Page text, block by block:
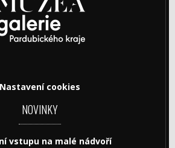
Nastavení cookies
NOVINKY
vstupu na malé nádvoří